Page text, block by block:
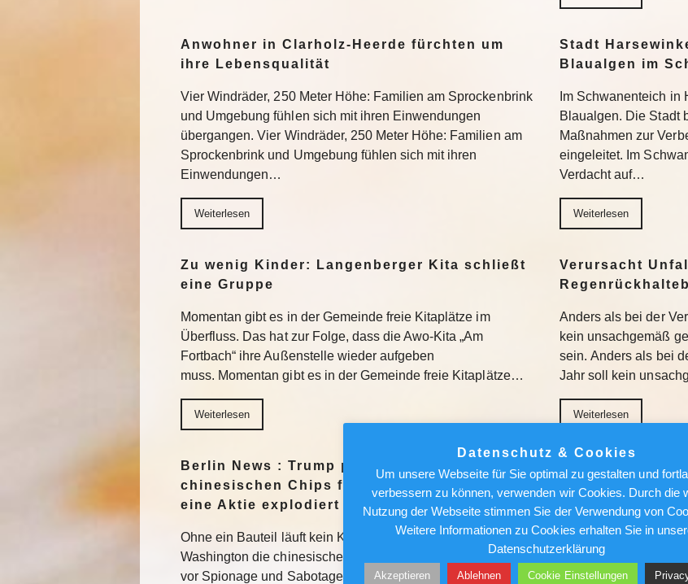
Anwohner in Clarholz-Heerde fürchten um
ihre Lebensqualität
Vier Windräder, 250 Meter Höhe: Familien am Sprockenbrink
und Umgebung fühlen sich mit ihren Einwendungen
übergangen. Vier Windräder, 250 Meter Höhe: Familien am
Sprockenbrink und Umgebung fühlen sich mit ihren
Einwendungen…
Weiterlesen
Stadt
Blaualgen im
Im Schwanenteich in
Blaualgen. Die Stadt
Maßnahmen zur
eingeleitet. Im
Verdacht auf…
Weiterlesen
Zu wenig Kinder: Langenberger Kita schließt
eine Gruppe
Momentan gibt es in der Gemeinde freie Kitaplätze im
Überfluss. Das hat zur Folge, dass die Awo-Kita „Am
Fortbach“ ihre Außenstelle wieder aufgeben
muss. Momentan gibt es in der Gemeinde freie Kitaplätze…
Weiterlesen
Verursacht
Anders als bei der
kein unsachgemäß
sein. Anders als bei
Jahr soll kein
Weiterlesen
Berlin News : Trump plant Verbot von
chinesischen Chips für KI-Rechenzentren –
eine Aktie explodiert
Ohne ein Bauteil läuft kein KI-Rechenzentrum. Nun will
Washington die chinesische Technik verbannen, aus Sorge
vor Spionage und Sabotage. Ein US-Konzern
Berlin News :
Hier sollten
An mehreren
gewarnt. Betroffen
mehrere
Datenschutz & Cookies
Um unsere Webseite für Sie optimal zu gestalten und
verbessern zu können, verwenden wir Cookies. Durch die
Nutzung der Webseite stimmen Sie der Verwendung von
Weitere Informationen zu Cookies erhalten Sie in
Datenschutzerklärung
Akzeptieren Ablehnen Cookie Einstellungen